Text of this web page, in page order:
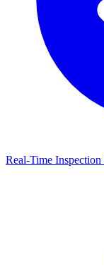
Real-Time Inspection